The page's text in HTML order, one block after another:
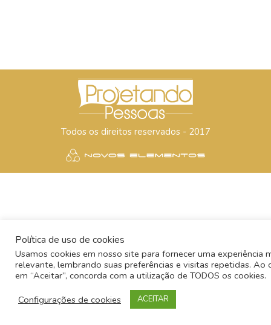
Todos os direitos reservados - 2017
Política de uso de cookies
Usamos cookies em nosso site para fornecer uma experiência
relevante, lembrando suas preferências e visitas repetidas. Ao
em “Aceitar”, concorda com a utilização de TODOS os cookies.
Configurações de cookies
ACEITAR